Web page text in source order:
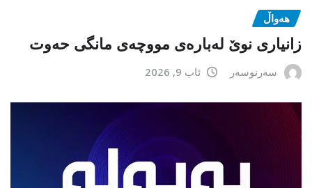
هەواڵ
زانیاری نوێ لەبارەی مووچەی مانگی حەوت
سەرنوسەر ئاب 9, 2026